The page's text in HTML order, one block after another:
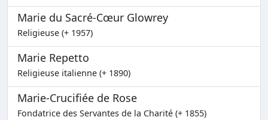
Marie du Sacré-Cœur Glowrey
Religieuse (+ 1957)
Marie Repetto
Religieuse italienne (+ 1890)
Marie-Crucifiée de Rose
Fondatrice des Servantes de la Charité (+ 1855)